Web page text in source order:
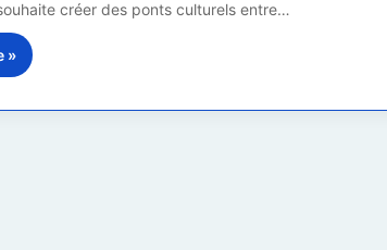
créer des ponts culturels entre…
»